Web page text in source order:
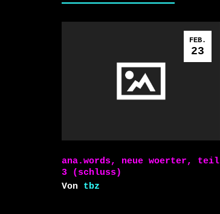
FEB.
23
ana.words, neue woerter, teil
3 (schluss)
Von tbz